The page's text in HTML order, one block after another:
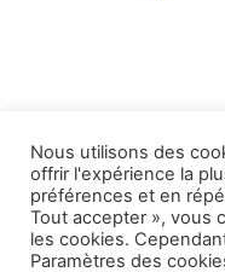
Mentions
Tous droits réservés
Nous utilisons des
offrir l'expérience la
préférences et en
Tout accepter », vous
les cookies.
Paramètres des